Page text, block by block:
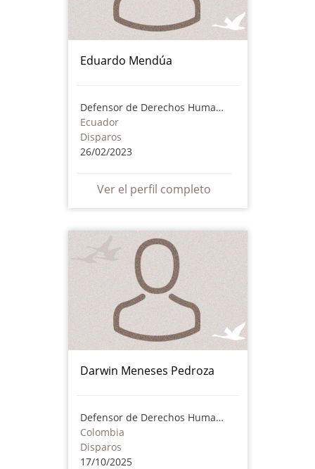
Eduardo Mendúa
Defensor de Derechos Humanos
Ecuador
Disparos
26/02/2023
Ver el perfil completo
Darwin Meneses Pedroza
Defensor de Derechos Humanos
Colombia
Disparos
17/10/2025